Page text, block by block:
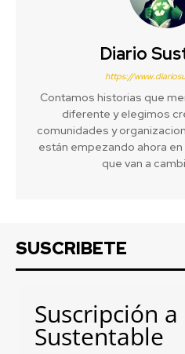
Diario
https://
Contamos historias que
diferente y elegimos
comunidades y
están empezando ahora
que van a
SUSCRIBETE
Suscripción
Sustentable